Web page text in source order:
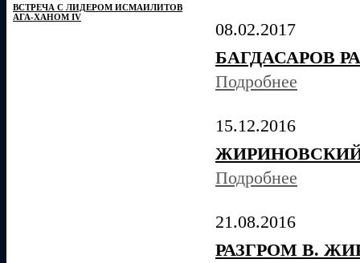
ВСТРЕЧА С ЛИДЕРОМ ИСМАИЛИТОВ
АГА-ХАНОМ IV
08.02.2017
БАГДАСАРОВ
Подробнее
15.12.2016
ЖИРИНОВСКИЙ
Подробнее
21.08.2016
РАЗГРОМ В.